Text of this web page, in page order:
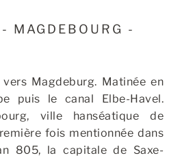
MAGDEBOURG -
Magdeburg. Matinée en
puis le canal Elbe-Havel.
ville hanséatique de
fois mentionnée dans
805, la capitale de Saxe-